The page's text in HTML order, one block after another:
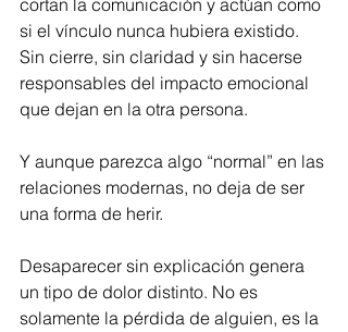
cortan la comunicación y actúan como
si el vínculo nunca hubiera existido.
Sin cierre, sin claridad y sin hacerse
responsables del impacto emocional
que dejan en la otra persona.
Y aunque parezca algo “normal” en las
relaciones modernas, no deja de ser
una forma de herir.
Desaparecer sin explicación genera
un tipo de dolor distinto. No es
solamente la pérdida de alguien, es la